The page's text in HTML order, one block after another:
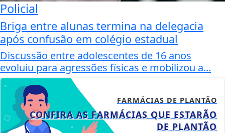
Policial
Briga entre alunas termina na delegacia
após confusão em colégio estadual
Discussão entre adolescentes de 16 anos
evoluiu para agressões físicas e mobilizou a...
FARMÁCIAS DE PLANTÃO
CONFIRA AS FARMÁCIAS QUE ESTARÃO
DE PLANTÃO